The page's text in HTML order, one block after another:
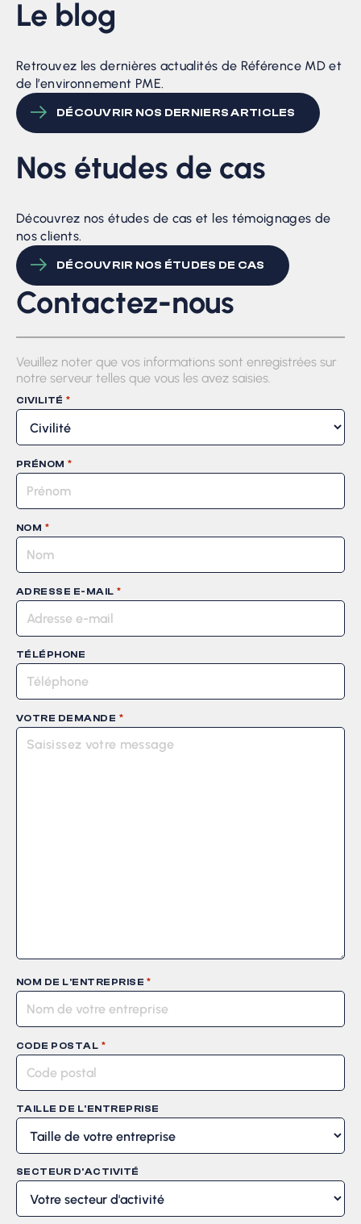
Le blog
Retrouvez les dernières actualités de Référence MD et
de l’environnement PME.
DÉCOUVRIR NOS DERNIERS ARTICLES
Nos études de cas
Découvrez nos études de cas et les témoignages de
nos clients.
DÉCOUVRIR NOS ÉTUDES DE CAS
Contactez-nous
Veuillez noter que vos informations sont enregistrées sur
notre serveur telles que vous les avez saisies.
CIVILITÉ *
PRÉNOM *
NOM *
ADRESSE E-MAIL *
TÉLÉPHONE
VOTRE DEMANDE *
NOM DE L'ENTREPRISE *
CODE POSTAL *
TAILLE DE L'ENTREPRISE
SECTEUR D'ACTIVITÉ